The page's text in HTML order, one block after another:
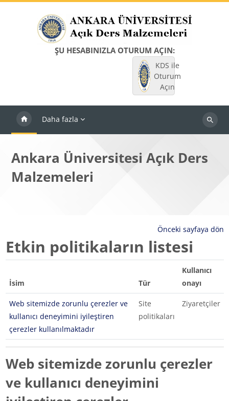
ŞU HESABINIZLA OTURUM AÇIN:
KDS ile
Oturum
Açın
Daha fazla
Dersleri
Ankara Üniversitesi Açık Ders
Malzemeleri
Önceki sayfaya dön
Etkin politikaların listesi
İsim Tür
Kullanıcı
onayı
Web sitemizde zorunlu çerezler ve
kullanıcı deneyimini iyileştiren
çerezler kullanılmaktadır
Site
politikaları
Ziyaretçiler
Web sitemizde zorunlu çerezler
ve kullanıcı deneyimini